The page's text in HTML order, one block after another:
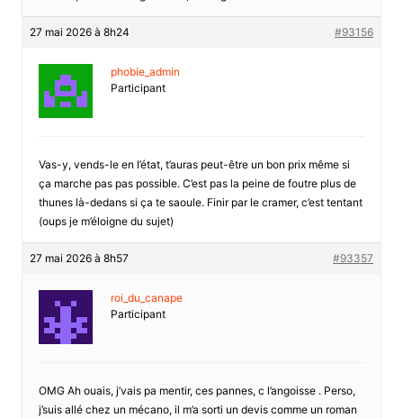
27 mai 2026 à 8h24 #93156
phobie_admin
Participant
Vas-y, vends-le en l’état, t’auras peut-être un bon prix même si
ça marche pas pas possible. C’est pas la peine de foutre plus de
thunes là-dedans si ça te saoule. Finir par le cramer, c’est tentant
(oups je m’éloigne du sujet)
27 mai 2026 à 8h57 #93357
roi_du_canape
Participant
OMG Ah ouais, j’vais pa mentir, ces pannes, c l’angoisse . Perso,
j’suis allé chez un mécano, il m’a sorti un devis comme un roman